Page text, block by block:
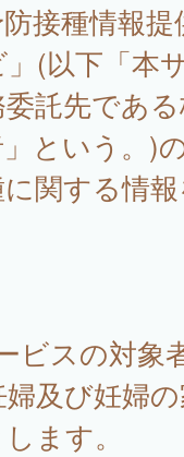
接種情報提
(以下「本
託先であ
という。)
関する情
スの対象
及び妊婦
ます。